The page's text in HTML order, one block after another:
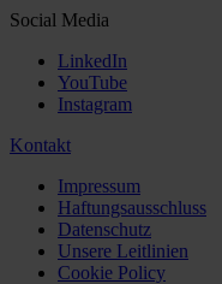
Social Media
LinkedIn
YouTube
Instagram
Kontakt
Impressum
Haftungsausschluss
Datenschutz
Unsere Leitlinien
Cookie Policy